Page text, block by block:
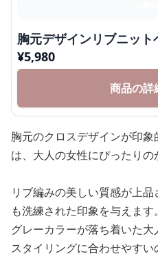
胸元デザインリブニット
¥5,980
商品の詳
胸元のクロスデザインが印
は、大人の女性にぴったりの
リブ編みの美しい質感が上
も洗練された印象を与えます。
グレーカラーが落ち着いた
スタイリングに合わせやすい